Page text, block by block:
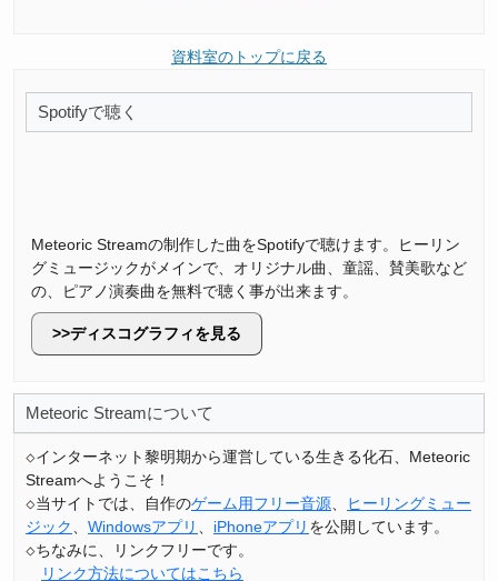
資料室のトップに戻る
Spotifyで聴く
Meteoric Streamの制作した曲をSpotifyで聴けます。ヒーリン
グミュージックがメインで、オリジナル曲、童謡、賛美歌など
の、ピアノ演奏曲を無料で聴く事が出来ます。
ディスコグラフィを見る
Meteoric Streamについて
インターネット黎明期から運営している生きる化石、Meteoric
Streamへようこそ！
当サイトでは、自作のゲーム用フリー音源
ヒーリングミュー
ジック
Windowsアプリ iPhoneアプリ を公開しています。
ちなみに、リンクフリーです。
リンク方法についてはこちら